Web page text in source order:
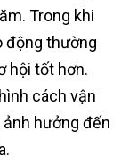
Trong khi
động thường
hội tốt hơn.
cách vận
hưởng đến